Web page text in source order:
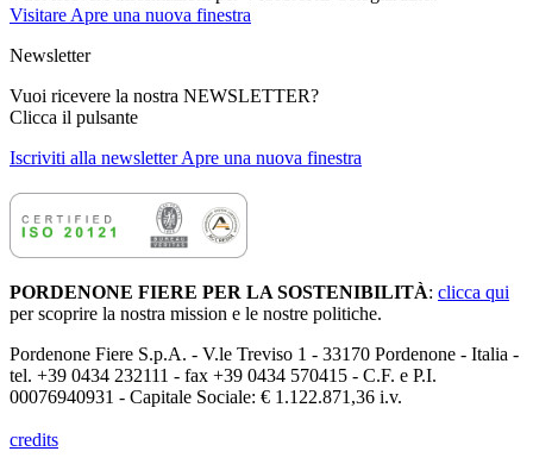
Visitare Apre una nuova finestra
Newsletter
Vuoi ricevere la nostra NEWSLETTER?
Clicca il pulsante
Iscriviti alla newsletterApre una nuova finestra
PORDENONE FIERE PER LA SOSTENIBILITÀ: clicca qui
per scoprire la nostra mission e le nostre politiche.
Pordenone Fiere S.p.A. - V.le Treviso 1 - 33170 Pordenone - Italia -
tel. +39 0434 232111 - fax +39 0434 570415 - C.F. e P.I.
00076940931 - Capitale Sociale: € 1.122.871,36 i.v.
credits